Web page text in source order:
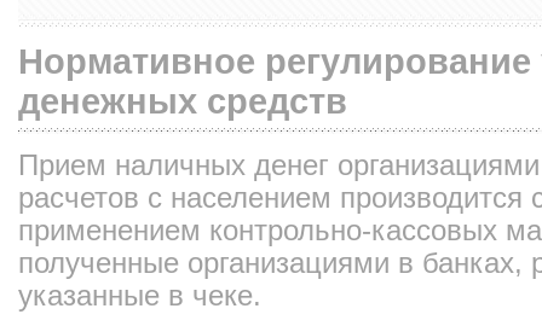
Нормативное
денежных средств
Прием наличных денег
расчетов с населением производится
применением контрольно-кассовых
полученные организациями в банках,
указанные в чеке.